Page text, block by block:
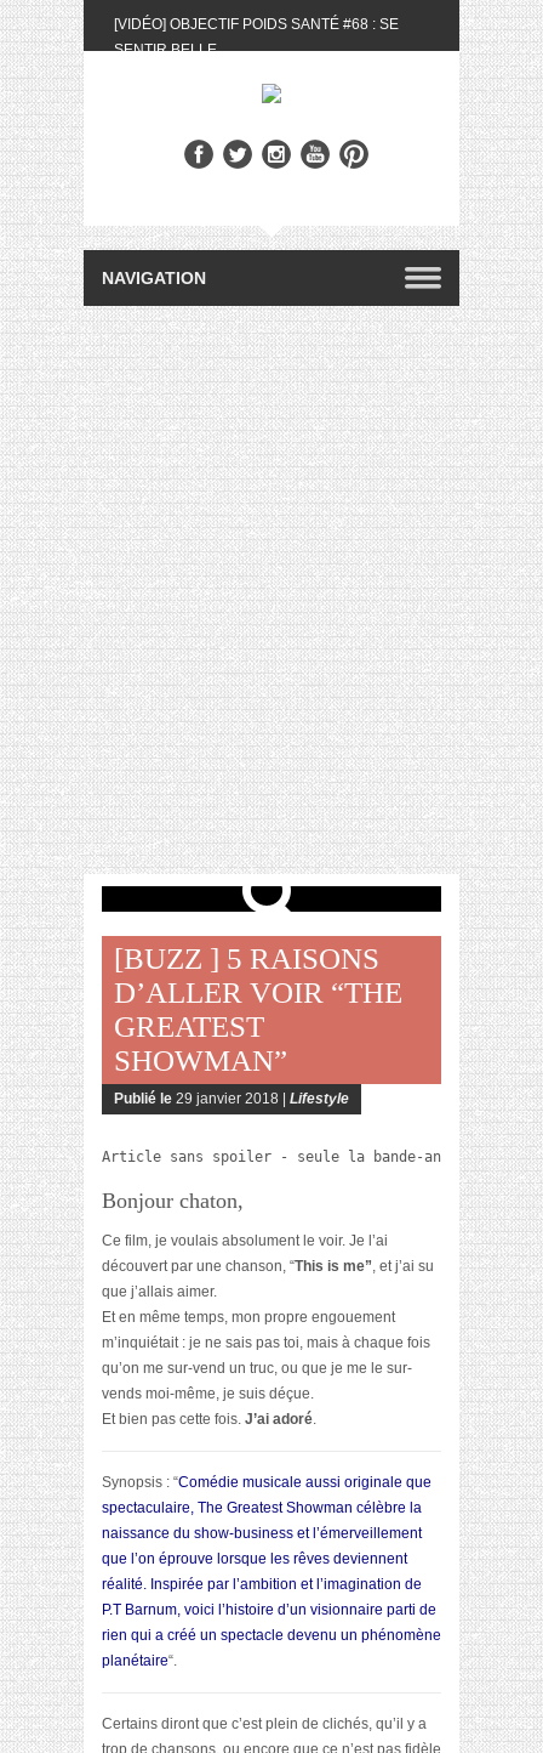
[VIDÉO] OBJECTIF POIDS SANTÉ #68 : SE
SENTIR BELLE
BIOTYFULL BOX DU MOIS DE MAI 2024 FEAT.
[VIDÉO] QUITOQUE #10 : MEAL PREP &
CONVIVIALITÉ
[VIDÉO] UNBOXING : LES MY LITTLE &
BIOTYFULL BOX DU MOIS D’AVRIL 2024
FEAT. AKILA
[VIDÉO] OBJECTIF POIDS SANTÉ #67 : L’AVIS
DES AUTRES, CE N’EST QUE LA VIE DES
AUTRES
[VIDÉO] UNBOXING : LES MY LITTLE &
BIOTYFULL BOX DES MOIS DE FÉVRIER ET
MARS 2024 FEAT. AKILA
[VIDÉO] LA SÉLECTION DU MOIS
#JANVIER2024
[VIDÉO] HELLOFRESH #34 : IDÉES
RECETTES RISOTTO
[BUZZ ] 5 RAISONS
D’ALLER VOIR “THE
GREATEST
SHOWMAN”
Publié le 29 janvier 2018 | Lifestyle
Article sans spoiler - seule la bande-annonce à la
Bonjour chaton,
Ce film, je voulais absolument le voir. Je l’ai
découvert par une chanson, “This is me”, et j’ai su
que j’allais aimer.
Et en même temps, mon propre engouement
m’inquiétait : je ne sais pas toi, mais à chaque fois
qu’on me sur-vend un truc, ou que je me le sur-
vends moi-même, je suis déçue.
Et bien pas cette fois. J’ai adoré.
Synopsis : “Comédie musicale aussi originale que
spectaculaire, The Greatest Showman célèbre la
naissance du show-business et l’émerveillement
que l’on éprouve lorsque les rêves deviennent
réalité. Inspirée par l’ambition et l’imagination de
P.T Barnum, voici l’histoire d’un visionnaire parti de
rien qui a créé un spectacle devenu un phénomène
planétaire“.
Certains diront que c’est plein de clichés, qu’il y a